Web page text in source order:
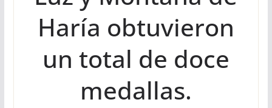
Haría obtuvieron
un total de doce
medallas.